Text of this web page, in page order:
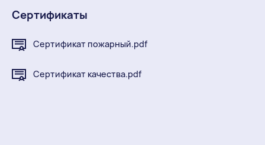
Сертификаты
Сертификат пожарный.pdf
Сертификат качества.pdf